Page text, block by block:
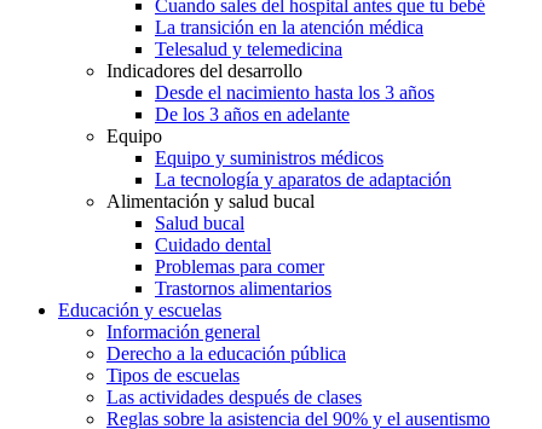
Cuando sales del hospital antes que tu bebé
La transición en la atención médica
Telesalud y telemedicina
Indicadores del desarrollo
Desde el nacimiento hasta los 3 años
De los 3 años en adelante
Equipo
Equipo y suministros médicos
La tecnología y aparatos de adaptación
Alimentación y salud bucal
Salud bucal
Cuidado dental
Problemas para comer
Trastornos alimentarios
Educación y escuelas
Información general
Derecho a la educación pública
Tipos de escuelas
Las actividades después de clases
Reglas sobre la asistencia del 90% y el ausentismo